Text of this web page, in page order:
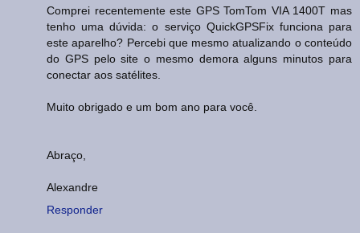
Comprei recentemente este GPS TomTom VIA 1400T mas
tenho uma dúvida: o serviço QuickGPSFix funciona para
este aparelho? Percebi que mesmo atualizando o conteúdo
do GPS pelo site o mesmo demora alguns minutos para
conectar aos satélites.
Muito obrigado e um bom ano para você.
Abraço,
Alexandre
Responder